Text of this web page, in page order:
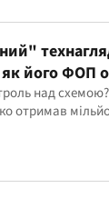
як його ФОП
над
отримав